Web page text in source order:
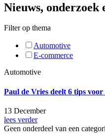
Nieuws, onderzoek
Filter op thema
Automotive
E-commerce
Automotive
Paul de Vries deelt 6 tips
13 December
lees verder
Geen onderdeel van een